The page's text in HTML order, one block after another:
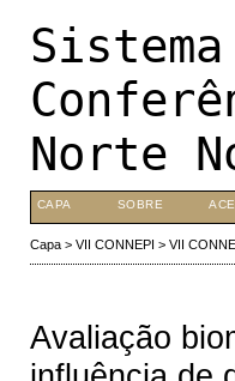
Norte
CAPA SOBRE
Capa> VII CONNEPI > VII
Avaliação